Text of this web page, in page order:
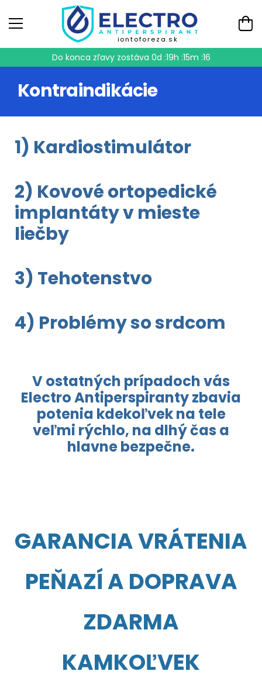
iontoforeza.sk
Do konca zľavy zostáva 0d :19h :15m :16
Kontraindikácie
1) Kardiostimulátor
2) Kovové ortopedické
implantáty v mieste
liečby
3) Tehotenstvo
4) Problémy so srdcom
V ostatných prípadoch vás
Electro Antiperspiranty zbavia
potenia kdekoľvek na tele
veľmi rýchlo, na dlhý čas a
hlavne bezpečne.
GARANCIA VRÁTENIA
PEŇAZÍ A DOPRAVA
ZDARMA
KAMKOĽVEK